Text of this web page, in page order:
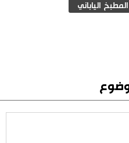
المطبخ الياباني